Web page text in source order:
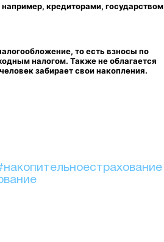
кредиторами, государством
то есть взносы по
налогом. Также не облагается
забирает свои накопления.